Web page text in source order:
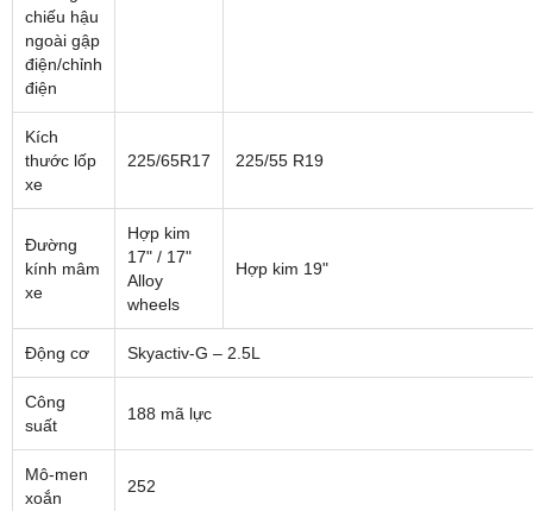
chiếu hậu
ngoài gập
điện/chỉnh
điện
Kích
thước lốp
xe
225/65R17 225/55 R19
Đường
kính mâm
xe
Hợp kim
17" / 17"
Alloy
wheels
Hợp kim 19"
Động cơ Skyactiv-G – 2.5L
Công
suất
188 mã lực
Mô-men
xoắn
252